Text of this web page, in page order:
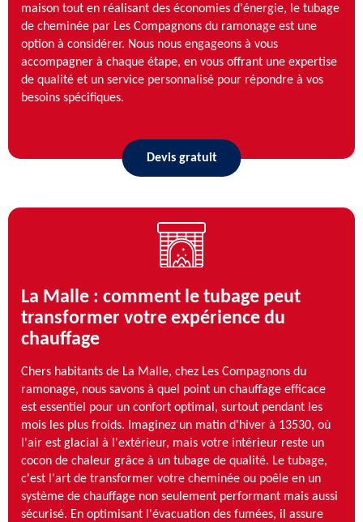
maison tout en réalisant des économies d'énergie, le tubage
de cheminée par Les Compagnons du ramonage est une
option à considérer. Nous nous engageons à vous
accompagner à chaque étape, en vous offrant une expertise
de qualité et un service personnalisé pour répondre à vos
besoins spécifiques.
Devis gratuit
La Malle : comment le tubage peut
transformer votre expérience du
chauffage
Chers habitants de La Malle, chez Les Compagnons du
ramonage, nous savons à quel point un chauffage efficace
est essentiel pour un confort optimal, surtout pendant les
mois les plus froids. Imaginez un matin d'hiver à 13530, où
l'air est glacial à l'extérieur, mais votre intérieur reste un
cocon de chaleur grâce à un tubage de qualité. Le tubage,
c'est l'art de transformer votre cheminée ou poêle en un
système de chauffage non seulement performant mais aussi
sécurisé. En optimisant l'évacuation des fumées, il assure